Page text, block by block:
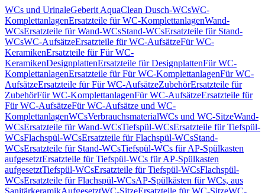
WCs und UrinaleGeberit AquaClean Dusch-WCsWC-
KomplettanlagenErsatzteile für WC-KomplettanlagenWand-
WCsErsatzteile für Wand-WCsStand-WCsErsatzteile für Stand-
WCsWC-AufsätzeErsatzteile für WC-AufsätzeFür WC-
KeramikenErsatzteile für Für WC-
KeramikenDesignplattenErsatzteile für DesignplattenFür WC-
KomplettanlagenErsatzteile für Für WC-KomplettanlagenFür WC-
AufsätzeErsatzteile für Für WC-AufsätzeZubehörErsatzteile für
ZubehörFür WC-KomplettanlagenFür WC-AufsätzeErsatzteile für
Für WC-AufsätzeFür WC-Aufsätze und WC-
KomplettanlagenWCsVerbrauchsmaterialWCs und WC-SitzeWand-
WCsErsatzteile für Wand-WCsTiefspül-WCsErsatzteile für Tiefspül-
WCsFlachspül-WCsErsatzteile für Flachspül-WCsStand-
WCsErsatzteile für Stand-WCsTiefspül-WCs für AP-Spülkasten
aufgesetztErsatzteile für Tiefspül-WCs für AP-Spülkasten
aufgesetztTiefspül-WCsErsatzteile für Tiefspül-WCsFlachspül-
WCsErsatzteile für Flachspül-WCsAP-Spülkästen für WCs, aus
SanitärkeramikAufgesetztWC-SitzeErsatzteile für WC-SitzeWC-